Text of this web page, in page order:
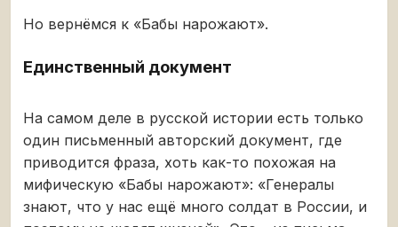
Но вернёмся к «Бабы нарожают».
Единственный документ
На самом деле в русской истории есть только
один письменный авторский документ, где
приводится фраза, хоть как-то похожая на
мифическую «Бабы нарожают»: «Генералы
знают, что у нас ещё много солдат в России, и